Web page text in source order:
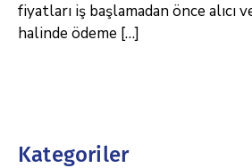
fiyatları iş başlamadan önce alıcı
halinde ödeme […]
Kategoriler